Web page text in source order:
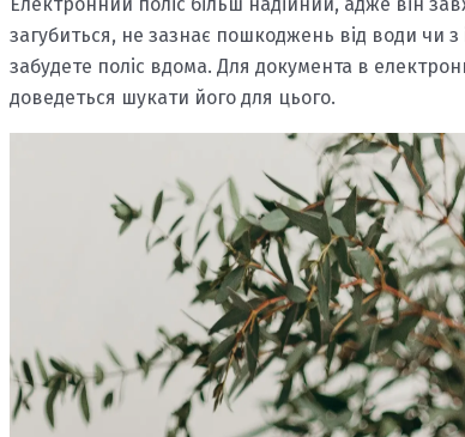
загубиться, не зазнає пошкоджень від води
забудете поліс вдома. Для документа в
доведеться шукати його для цього.